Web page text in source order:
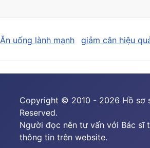
Ăn uống lành mạnh giảm cân hiệu
Copyright © 2010 - 2026 Hồ sơ
Reserved.
Người đọc nên tư vấn với Bác sĩ
thông tin trên website.